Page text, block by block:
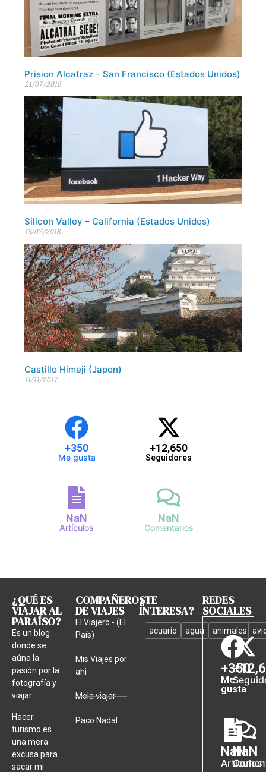
Prision Alcatraz – San Francisco (Estados Unidos)
21/07/2018
Silicon Valley – California (Estados Unidos)
13/07/2018
Castillo Himeji (Japon)
11/11/2017
+350
Me gusta
+12,650
Seguidores
NaN
Artículos
NaN
Comentarios
¿QUÉ ES
VIAJAR AL
PARAÍSO?
Es un blog
donde se
aúna la
pasión por la
fotografía y
viajar.
Hacer
turismo es
una mera
excusa para
sacar mi
COMPAÑEROS
DE VIAJES
El Viajero - (El
País)
Mis Viajes por
ahi
Mola viajar
Paco Nadal
¿TE
INTERESA?
acuario agua animales
REDES
SOCIALES
+350
Me
gusta
+
NaN
Artículos
NaN